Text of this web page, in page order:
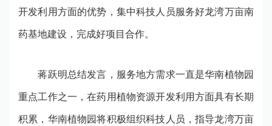
开发利用方面的优势，集中科技人员服务好龙湾万亩南
药基地建设，完成好项目合作。
蒋跃明总结发言，服务地方需求一直是华南植物园
重点工作之一，在药用植物资源开发利用方面具有长期
积累，华南植物园将积极组织科技人员，指导龙湾万亩